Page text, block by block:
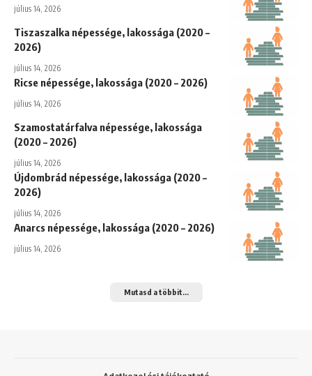
július 14, 2026
Tiszaszalka népessége, lakossága (2020 –
2026)
július 14, 2026
Ricse népessége, lakossága (2020 – 2026)
július 14, 2026
Szamostatárfalva népessége, lakossága
(2020 – 2026)
július 14, 2026
Újdombrád népessége, lakossága (2020 –
2026)
július 14, 2026
Anarcs népessége, lakossága (2020 – 2026)
július 14, 2026
Mutasd a többit...